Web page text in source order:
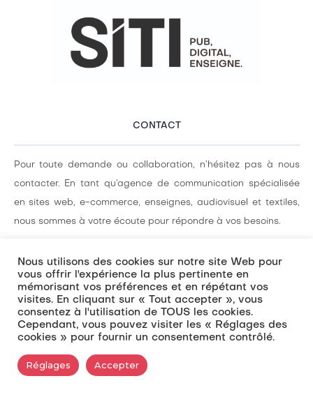
CONTACT
Pour toute demande ou collaboration, n’hésitez pas à nous
contacter. En tant qu’agence de communication spécialisée
en sites web, e-commerce, enseignes, audiovisuel et textiles,
nous sommes à votre écoute pour répondre à vos besoins.
© SITI RECHERCHE CGV – MENTIONS LÉGALES
Nous utilisons des cookies sur notre site Web pour
vous offrir l'expérience la plus pertinente en
mémorisant vos préférences et en répétant vos
visites. En cliquant sur « Tout accepter », vous
consentez à l'utilisation de TOUS les cookies.
Cependant, vous pouvez visiter les « Réglages des
cookies » pour fournir un consentement contrôlé.
Réglages Accepter